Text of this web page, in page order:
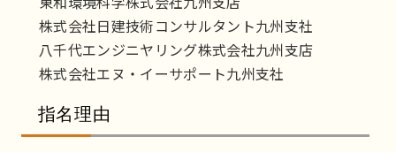
株式会社日建技術コンサルタント九州支社
八千代エンジニヤリング株式会社九州支店
株式会社エヌ・イーサポート九州支社
指名理由